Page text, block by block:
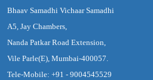
Bhaav Samadhi Vichaar Samadhi
A5, Jay Chambers,
Nanda Patkar Road Extension,
Vile Parle(E), Mumbai-400057.
Tele-Mobile: +91 - 9004545529